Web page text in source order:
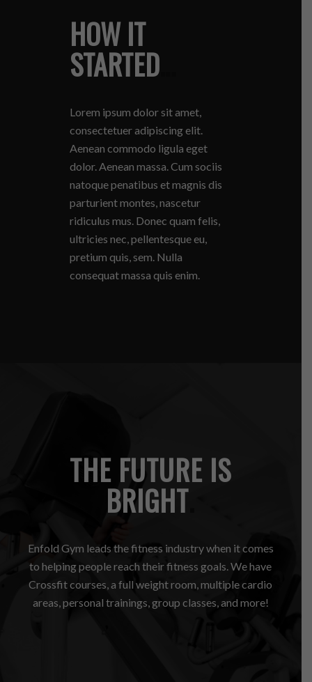
HOW IT
STARTED
Lorem ipsum dolor sit amet,
consectetuer adipiscing elit.
Aenean commodo ligula eget
dolor. Aenean massa. Cum sociis
natoque penatibus et magnis dis
parturient montes, nascetur
ridiculus mus. Donec quam felis,
ultricies nec, pellentesque eu,
pretium quis, sem. Nulla
consequat massa quis enim.
THE FUTURE IS
BRIGHT
Enfold Gym leads the fitness industry when it comes
to helping people reach their fitness goals. We have
Crossfit courses, a full weight room, multiple cardio
areas, personal trainings, group classes, and more!